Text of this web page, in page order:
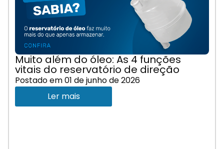
Muito além do óleo: As 4 funções
vitais do reservatório de direção
Postado em01 de junho de 2026
Ler mais